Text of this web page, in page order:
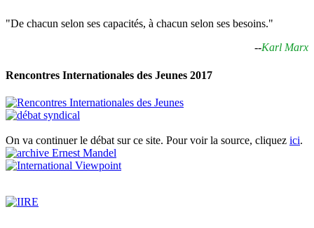
"De chacun selon ses capacités, à chacun selon ses besoins."
--Karl Marx
Rencontres Internationales des Jeunes 2017
On va continuer le débat sur ce site. Pour voir la source, cliquez ici.